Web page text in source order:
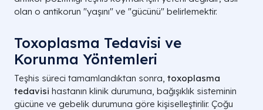
olan o antikorun "yaşını" ve "gücünü" belirlemektir.
Toxoplasma Tedavisi ve
Korunma Yöntemleri
Teşhis süreci tamamlandıktan sonra, toxoplasma
tedavisi hastanın klinik durumuna, bağışıklık sisteminin
gücüne ve gebelik durumuna göre kişiselleştirilir. Çoğu